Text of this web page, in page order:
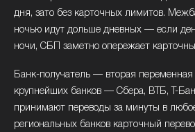
дня, зато без карточных лимитов.
ночью идут дольше дневных — если
ночи, СБП заметно опережает
Банк-получатель — вторая переменная
крупнейших банков — Сбера, ВТБ, Т-
принимают переводы за минуты в
региональных банков карточный